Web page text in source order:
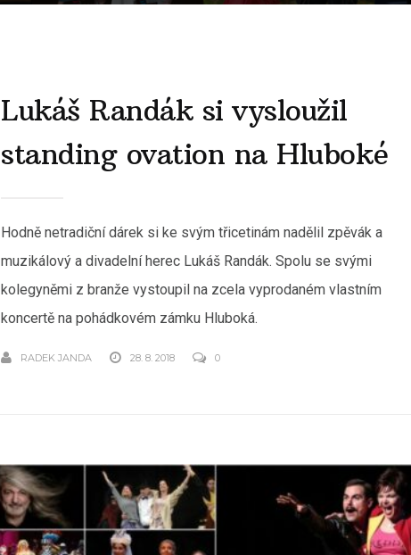
Lukáš Randák si vysloužil
standing ovation na Hluboké
Hodně netradiční dárek si ke svým třicetinám nadělil zpěvák a
muzikálový a divadelní herec Lukáš Randák. Spolu se svými
kolegyněmi z branže vystoupil na zcela vyprodaném vlastním
koncertě na pohádkovém zámku Hluboká.
RADEK JANDA 28. 8. 2018 0